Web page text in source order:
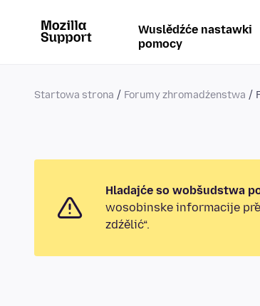
Wuslědźće nastawki
pomocy
Startowa strona Forumy zhromadźenstwa
Hladajće so wobšudstwa
wosobinske informacije
zdźělić“.